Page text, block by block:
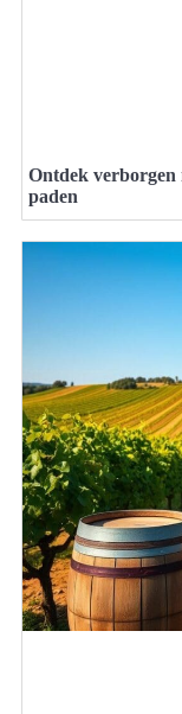
Ontdek verborgen
paden